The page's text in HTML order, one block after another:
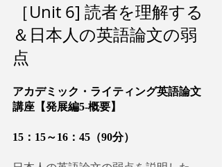
［Unit 6] 読者を理解する
＆日本人の英語論文の弱
点
アカデミック・ライティング英語論文
講座【発展編5-概要】
15：15～16：45（90分）